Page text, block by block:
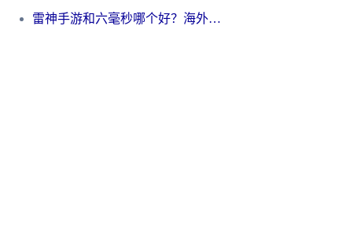
雷神手游和六毫秒哪个好？海外党如何真正解锁国内资源